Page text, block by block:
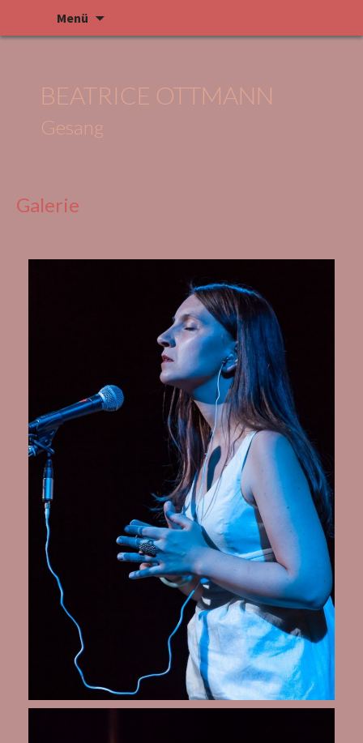
Menü
BEATRICE OTTMANN
Gesang
Galerie